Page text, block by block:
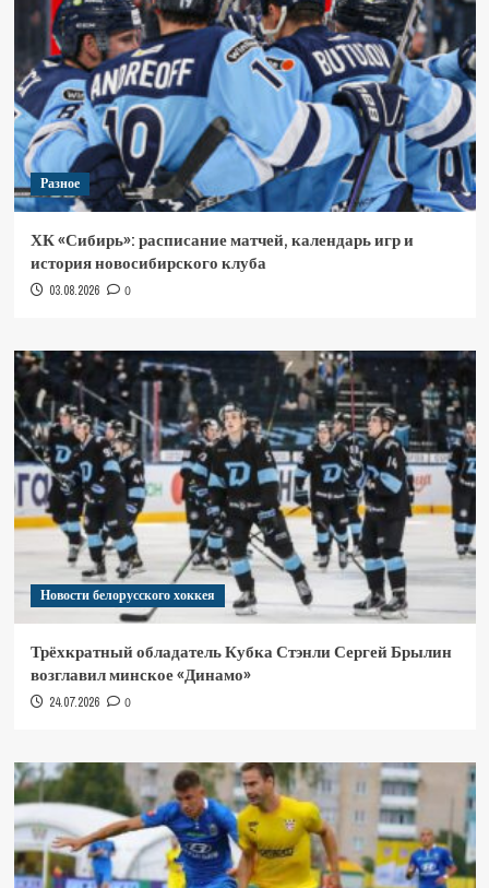
Разное
ХК «Сибирь»: расписание матчей, календарь игр и
история новосибирского клуба
03.08.2026 0
Новости белорусского хоккея
Трёхкратный обладатель Кубка Стэнли Сергей Брылин
возглавил минское «Динамо»
24.07.2026 0